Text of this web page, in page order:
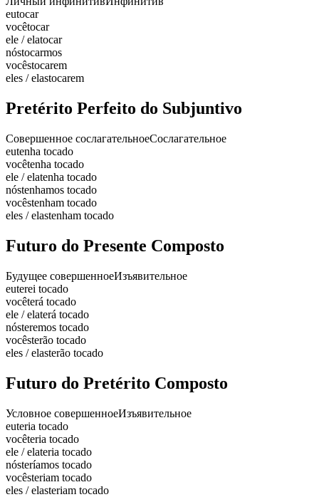
eutocar
vocêtocar
ele / elatocar
nóstocarmos
vocêstocarem
eles / elastocarem
Pretérito Perfeito do Subjuntivo
Совершенное сослагательноеСослагательное
eutenha tocado
vocêtenha tocado
ele / elatenha tocado
nóstenhamos tocado
vocêstenham tocado
eles / elastenham tocado
Futuro do Presente Composto
Будущее совершенноеИзъявительное
euterei tocado
vocêterá tocado
ele / elaterá tocado
nósteremos tocado
vocêsterão tocado
eles / elasterão tocado
Futuro do Pretérito Composto
Условное совершенноеИзъявительное
euteria tocado
vocêteria tocado
ele / elateria tocado
nósteríamos tocado
vocêsteriam tocado
eles / elasteriam tocado